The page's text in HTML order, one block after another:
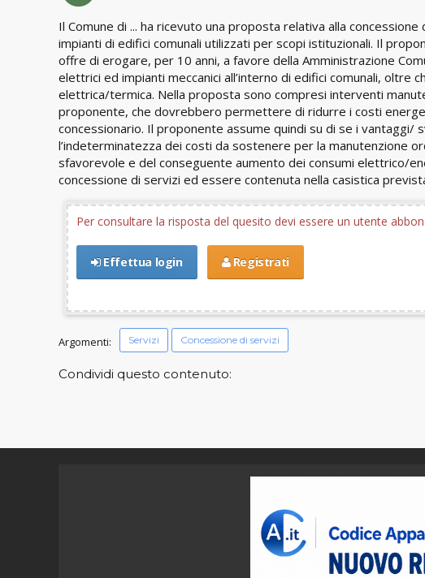
Il Comune di ... ha ricevuto una proposta relativa alla
impianti di edifici comunali utilizzati per scopi istituzionali. Il
offre di erogare, per 10 anni, a favore della Amministrazione
elettrici ed impianti meccanici all’interno di edifici comunali, oltre
elettrica/termica. Nella proposta sono compresi interventi
proponente, che dovrebbero permettere di ridurre i costi
concessionario. Il proponente assume quindi su di se i
l’indeterminatezza dei costi da sostenere per la manutenzione
sfavorevole e del conseguente aumento dei consumi elettrico/
concessione di servizi ed essere contenuta nella casistica
Per consultare la risposta del quesito devi essere un utente
Effettua login Registrati
Argomenti: Servizi Concessione di servizi
Condividi questo contenuto: